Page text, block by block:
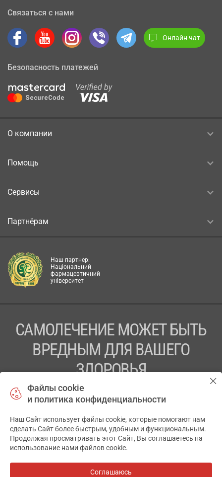
Связаться с нами
Онлайн чат
Безопасность платежей
О компании
Помощь
Сервисы
Партнёрам
Наш партнер:
Національний
фармацевтичний
університет
САМОЛЕЧЕНИЕ МОЖЕТ БЫТЬ
ВРЕДНЫМ ДЛЯ ВАШЕГО
ЗДОРОВЬЯ
ПЕРЕД ПРИМЕНЕНИЕМ ПРЕПАРАТА
ПРОКОНСУЛЬТИРУЙТЕСЬ С ВРАЧОМ
ТОВ «АПТЕКА 911.ЮА» Код ЄДРПОУ 43631965.
Отказ от ответственности
АПТЕКА911.ЮА
Файлы cookie
и политика конфиденциальности
Наш Сайт использует файлы cookie, которые помогают нам
сделать Сайт более быстрым, удобным и функциональным.
Продолжая просматривать этот Сайт, Вы соглашаетесь на
использование нами файлов cookie.
Соглашаюсь
✕